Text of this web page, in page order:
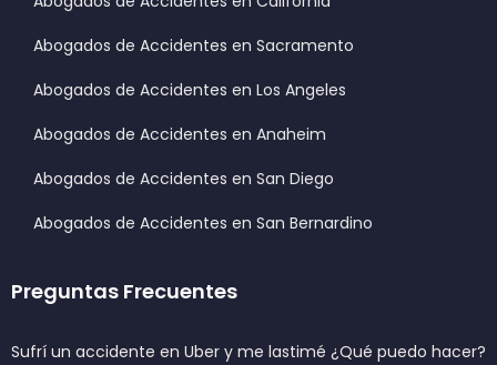
Abogados de Accidentes en Sacramento
Abogados de Accidentes en Los Angeles
Abogados de Accidentes en Anaheim
Abogados de Accidentes en San Diego
Abogados de Accidentes en San Bernardino
Preguntas Frecuentes
Sufrí un accidente en Uber y me lastimé ¿Qué puedo hacer?